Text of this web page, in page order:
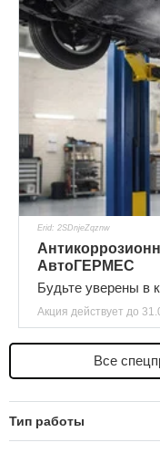
Erid: 2SDnjeZqznw
АвтоГЕРМЕС
Будьте уверены в
Акция действует до
Все
Тип работы